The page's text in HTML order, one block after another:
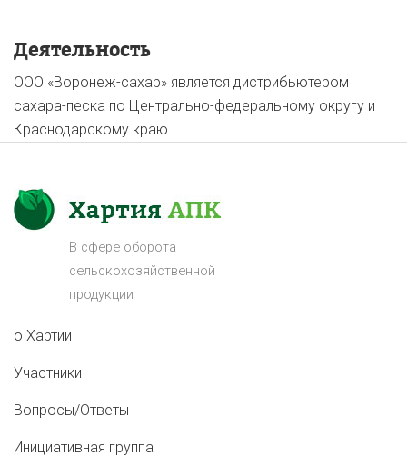
Деятельность
ООО «Воронеж-сахар» является дистрибьютером
сахара-песка по Центрально-федеральному округу и
Краснодарскому краю
В сфере оборота
сельскохозяйственной
продукции
о Хартии
Участники
Вопросы/Ответы
Инициативная группа